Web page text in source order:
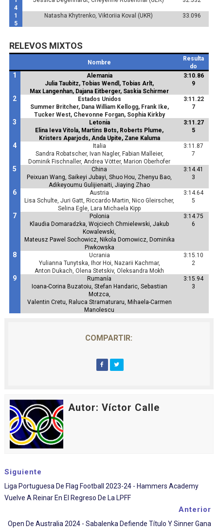
4
1
5
Natasha Khytrenko, Viktoriia Koval (UKR) 33.096
RELEVOS MIXTOS
Nombre
Resulta
do
1
Alemania
Julia Taubitz, Tobias Wendl, Tobias Arlt,
Max Langenhan, Dajana Eitberger, Saskia Schirmer
3:10.86
9
2
Estados Unidos
Summer Britcher, Dana William Kellogg, Frank Ike,
Tucker West, Chevonne Forgan, Sophia Kirkby
3:11.22
7
3
Letonia
Elina Ieva Vitola, Martins Bots, Roberts Plume,
Kristers Aparjods, Anda Upite, Zane Kaluma
3:11.27
5
4
Italia
Sandra Robatscher, Ivan Nagler, Fabian Malleier,
Dominik Fischnaller, Andrea Vötter, Marion Oberhofer
3:11.87
7
5
China
Peixuan Wang, Saikeyi Jubayi, Shuo Hou, Zhenyu Bao,
Adikeyoumu Gulijienaiti, Jiaying Zhao
3:14.41
3
6
Austria
Lisa Schulte, Juri Gatt, Riccardo Martin, Nico Gleirscher,
Selina Egle, Lara Michaela Kipp
3:14.64
5
7
Polonia
Klaudia Domaradzka, Wojciech Chmielewski, Jakub
Kowalewski,
Mateusz Pawel Sochowicz, Nikola Domowicz, Dominika
Piwkowska
3:14.75
6
8
Ucrania
Yulianna Tunytska, Ihor Hoi, Nazarii Kachmar,
Anton Dukach, Olena Stetskiv, Oleksandra Mokh
3:15.10
2
9
Rumanía
Ioana-Corina Buzatoiu, Stefan Handaric, Sebastian
Motzca,
Valentin Cretu, Raluca Stramaturaru, Mihaela-Carmen
Manolescu
3:15.94
3
COMPARTIR:
Autor: Víctor Calle
Siguiente
Liga Portuguesa De Flag Football 2023-24 - Hammers Academy
Vuelve A Reinar En El Regreso De La LPFF
Anterior
Open De Australia 2024 - Sabalenka Defiende Título Y Sinner Gana